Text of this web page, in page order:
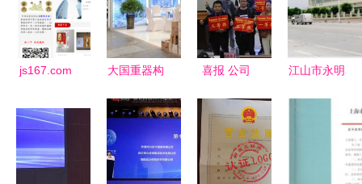
js167.com
分析
大国重器构
台，民营企
业雄踞经济
半壁江山
喜报 公司
超半壁江
山，江山集
团硕果累累
江山市永明